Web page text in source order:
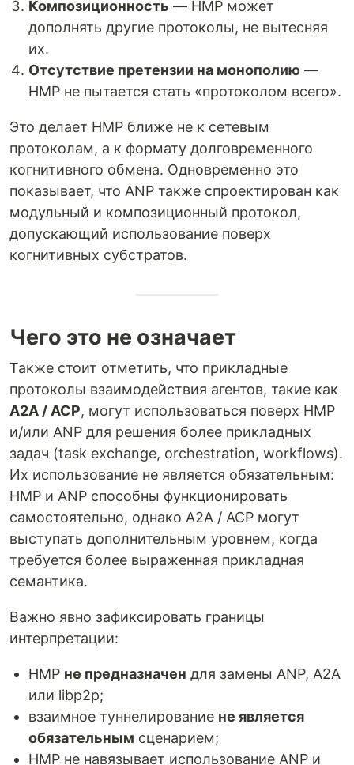
Композиционность — HMP может
дополнять другие протоколы, не вытесняя
их.
Отсутствие претензии на монополию —
HMP не пытается стать «протоколом всего».
Это делает HMP ближе не к сетевым
протоколам, а к формату долговременного
когнитивного обмена. Одновременно это
показывает, что ANP также спроектирован как
модульный и композиционный протокол,
допускающий использование поверх
когнитивных субстратов.
Чего это не означает
Также стоит отметить, что прикладные
протоколы взаимодействия агентов, такие как
A2A / ACP, могут использоваться поверх HMP
и/или ANP для решения более прикладных
задач (task exchange, orchestration, workflows).
Их использование не является обязательным:
HMP и ANP способны функционировать
самостоятельно, однако A2A / ACP могут
выступать дополнительным уровнем, когда
требуется более выраженная прикладная
семантика.
Важно явно зафиксировать границы
интерпретации:
HMP не предназначен для замены ANP, A2A
или libp2p;
взаимное туннелирование не является
обязательным сценарием;
HMP не навязывает использование ANP и